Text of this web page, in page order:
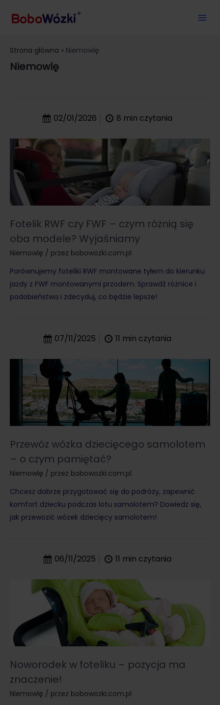
Strona główna Niemowlę
Niemowlę
02/01/2026 8 min czytania
Fotelik RWF czy FWF – czym różnią się
oba modele? Wyjaśniamy
Niemowlę / przez bobowozki.com.pl
Porównujemy foteliki RWF montowane tyłem do kierunku
jazdy z FWF montowanymi przodem. Sprawdź różnice i
podobieństwa i zdecyduj, co będzie lepsze!
07/11/2025 11 min czytania
Przewóz wózka dziecięcego samolotem
– o czym pamiętać?
Niemowlę / przez bobowozki.com.pl
Chcesz dobrze przygotować się do podróży, zapewnić
komfort dziecku podczas lotu samolotem? Dowiedz się,
jak przewozić wózek dziecięcy samolotem!
06/11/2025 11 min czytania
Noworodek w foteliku – pozycja ma
znaczenie!
Niemowlę / przez bobowozki.com.pl